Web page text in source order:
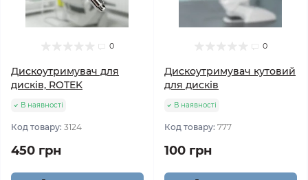
0
Дискоутримувач для
дисків, ROTEK
В наявності
Код товару: 3124
450 грн
0
Дискоутримувач кутовий
для дисків
В наявності
Код товару: 777
100 грн